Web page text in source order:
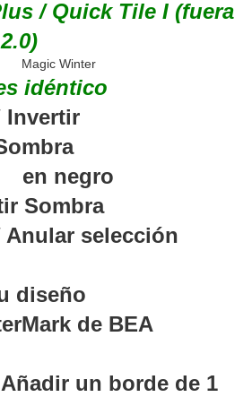
/ Quick Tile I (fuera
idéntico
Invertir
en negro
Sombra
Anular selección
diseño
de BEA
un borde de 1